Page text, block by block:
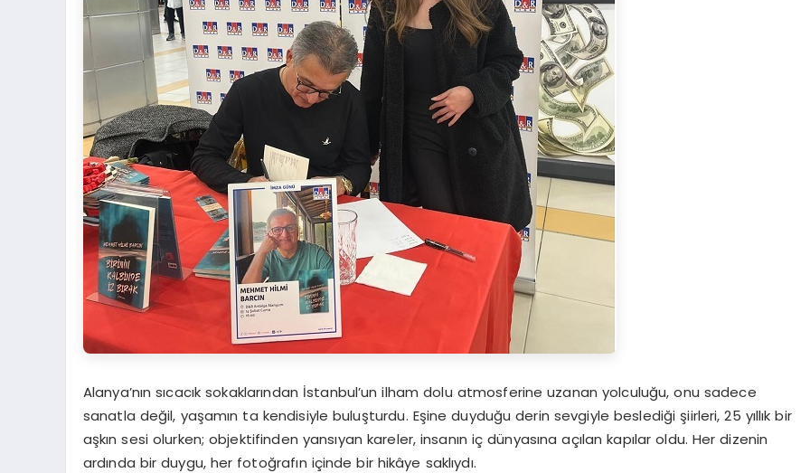
Alanya’nın sıcacık sokaklarından İstanbul’un ilham dolu atmosferine uzanan yolculuğu, onu sadece
sanatla değil, yaşamın ta kendisiyle buluşturdu. Eşine duyduğu derin sevgiyle beslediği şiirleri, 25 yıllık bir
aşkın sesi olurken; objektifinden yansıyan kareler, insanın iç dünyasına açılan kapılar oldu. Her dizenin
ardında bir duygu, her fotoğrafın içinde bir hikâye saklıydı.